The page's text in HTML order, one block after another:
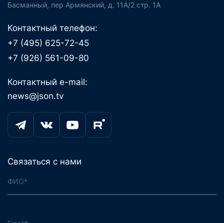
Басманный, пер Армянский, д. 11А/2 стр. 1А
Контактный телефон:
+7 (495) 625-72-45
+7 (926) 561-09-80
Контактный e-mail:
news@json.tv
Связаться с нами